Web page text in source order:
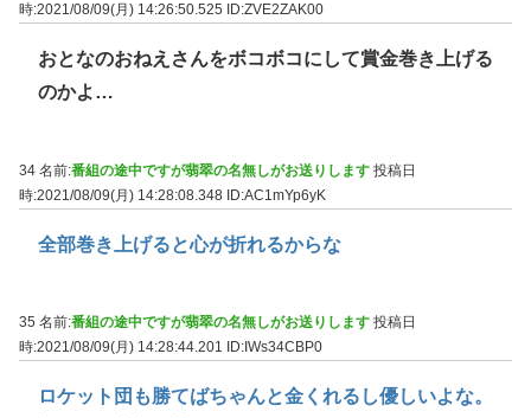
時:2021/08/09(月) 14:26:50.525
ID:ZVE2ZAK00
おとなのおねえさんをボコボコにして賞金巻き上げる
のかよ…
34 名前:番組の途中ですが翡翠の名無しがお送りします 投稿日
時:2021/08/09(月) 14:28:08.348 ID:AC1mYp6yK
全部巻き上げると心が折れるからな
35 名前:番組の途中ですが翡翠の名無しがお送りします 投稿日
時:2021/08/09(月) 14:28:44.201
ID:IWs34CBP0
ロケット団も勝てばちゃんと金くれるし優しいよな。